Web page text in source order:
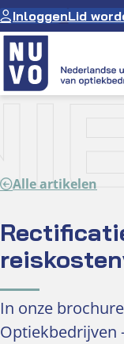
Ga
naar
de
inhoud
InloggenLid
Over NUVO
Alle artikelen
In onze
Optiekbedrijven